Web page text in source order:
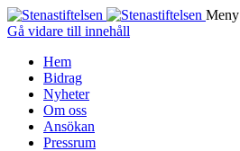
Meny
Gå vidare till innehåll
Hem
Bidrag
Nyheter
Om oss
Ansökan
Pressrum